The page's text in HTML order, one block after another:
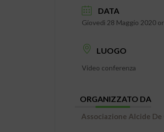
DATA
Giovedì 28 Maggio 2020
LUOGO
Video conferenza
ORGANIZZATO DA
Associazione Alcide De